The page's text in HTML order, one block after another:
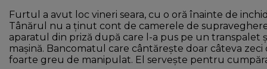
Furtul a avut loc vineri seara, cu o oră înainte de
Tânărul nu a ținut cont de camerele de supraveghere
aparatul din priză după care l-a pus pe un transpalet
mașină. Bancomatul care cântărește doar câteva
foarte greu de manipulat. El servește pentru